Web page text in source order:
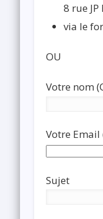
8 rue
via le
OU
Votre nom
Votre
Sujet